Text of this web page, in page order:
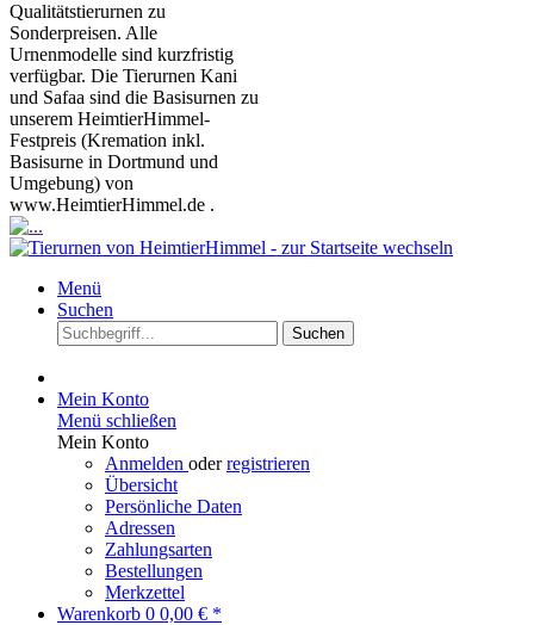
Qualitätstierurnen zu
Sonderpreisen. Alle
Urnenmodelle sind kurzfristig
verfügbar. Die Tierurnen Kani
und Safaa sind die Basisurnen zu
unserem HeimtierHimmel-
Festpreis (Kremation inkl.
Basisurne in Dortmund und
Umgebung) von
www.HeimtierHimmel.de .
Menü
Suchen
Suchen
Mein Konto
Menü schließen
Mein Konto
Anmelden oderregistrieren
Übersicht
Persönliche Daten
Adressen
Zahlungsarten
Bestellungen
Merkzettel
Warenkorb 0 0,00 € *